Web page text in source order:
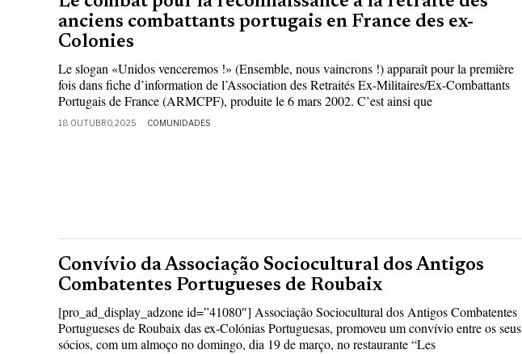
anciens combattants portugais en France des ex-
Colonies
Le slogan «Unidos venceremos !» (Ensemble, nous vaincrons !) apparaît pour la première
fois dans fiche d’information de l’Association des Retraités Ex-Militaires/Ex-Combattants
Portugais de France (ARMCPF), produite le 6 mars 2002. C’est ainsi que
18 OUTUBRO, 2025 COMUNIDADES
Convívio da Associação Sociocultural dos Antigos
Combatentes Portugueses de Roubaix
[pro_ad_display_adzone id=”41080″] Associação Sociocultural dos Antigos Combatentes
Portugueses de Roubaix das ex-Colónias Portuguesas, promoveu um convívio entre os seus
sócios, com um almoço no domingo, dia 19 de março, no restaurante “Les